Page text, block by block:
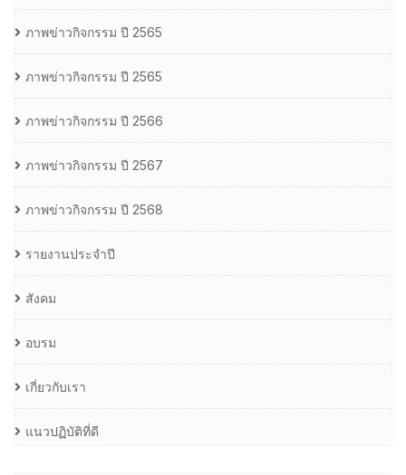
ภาพข่าวกิจกรรม ปี 2565
ภาพข่าวกิจกรรม ปี 2565
ภาพข่าวกิจกรรม ปี 2566
ภาพข่าวกิจกรรม ปี 2567
ภาพข่าวกิจกรรม ปี 2568
รายงานประจำปี
สังคม
อบรม
เกี่ยวกับเรา
แนวปฏิบัติที่ดี